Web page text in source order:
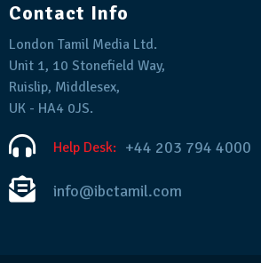
Contact Info
London Tamil Media Ltd.
Unit 1, 10 Stonefield Way,
Ruislip, Middlesex,
UK - HA4 0JS.
Help Desk: +44 203 794 4000
info@ibctamil.com